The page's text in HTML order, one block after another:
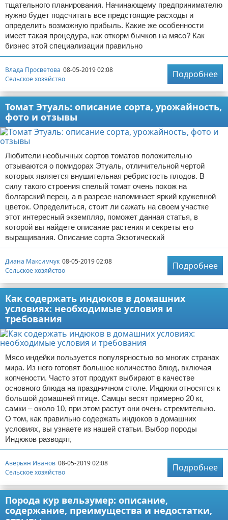
тщательного планирования. Начинающему предпринимателю
нужно будет подсчитать все предстоящие расходы и
определить возможную прибыль. Какие же особенности
имеет такая процедура, как откорм бычков на мясо? Как
бизнес этой специализации правильно
Влада Просветова 08-05-2019 02:08
Сельское хозяйство
Подробнее
Томат Этуаль: описание сорта, урожайность,
фото и отзывы
Любители необычных сортов томатов положительно
отзываются о помидорах Этуаль, отличительной чертой
которых является внушительная ребристость плодов. В
силу такого строения спелый томат очень похож на
болгарский перец, а в разрезе напоминает яркий кружевной
цветок. Определиться, стоит ли сажать на своем участке
этот интересный экземпляр, поможет данная статья, в
которой вы найдете описание растения и секреты его
выращивания. Описание сорта Экзотический
Диана Максимчук 08-05-2019 02:08
Сельское хозяйство
Подробнее
Как содержать индюков в домашних
условиях: необходимые условия и
требования
Мясо индейки пользуется популярностью во многих странах
мира. Из него готовят большое количество блюд, включая
копчености. Часто этот продукт выбирают в качестве
основного блюда на праздничном столе. Индюки относятся к
большой домашней птице. Самцы весят примерно 20 кг,
самки – около 10, при этом растут они очень стремительно.
О том, как правильно содержать индюков в домашних
условиях, вы узнаете из нашей статьи. Выбор породы
Индюков разводят,
Аверьян Иванов 08-05-2019 02:08
Сельское хозяйство
Подробнее
Порода кур вельзумер: описание,
содержание, преимущества и недостатки,